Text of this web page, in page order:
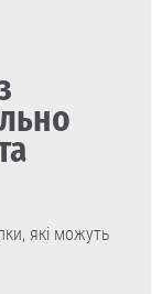
які можуть